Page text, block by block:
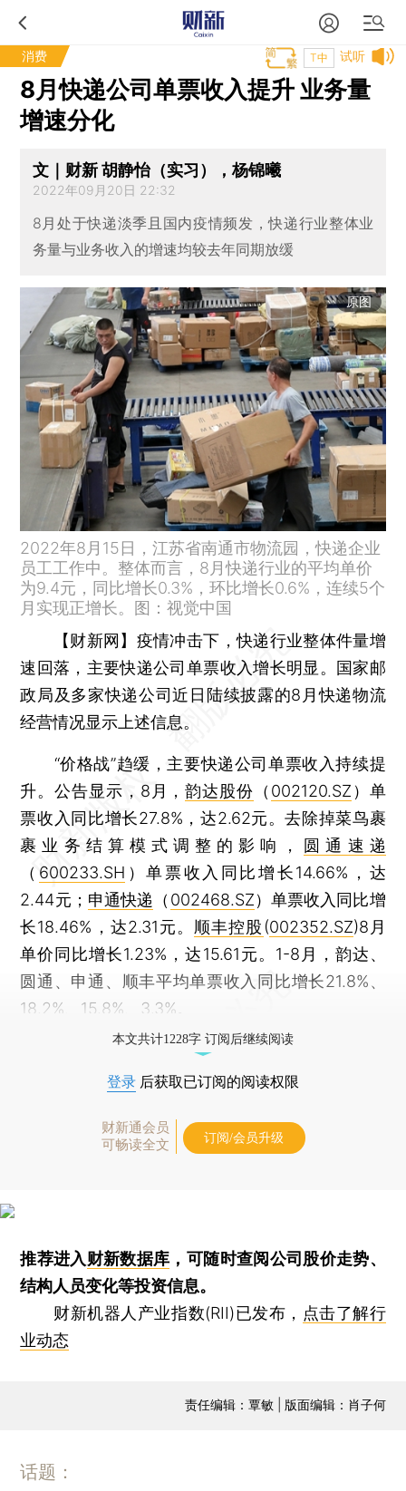
消费 试听
T中
8月快递公司单票收入提升 业务量
增速分化
文｜财新 胡静怡（实习），杨锦曦
2022年09月20日 22:32
8月处于快递淡季且国内疫情频发，快递行业整体业
务量与业务收入的增速均较去年同期放缓
原图
2022年8月15日，江苏省南通市物流园，快递企业
员工工作中。整体而言，8月快递行业的平均单价
为9.4元，同比增长0.3%，环比增长0.6%，连续5个
月实现正增长。图：视觉中国
【财新网】 疫情冲击下，快递行业整体件量增
速回落，主要快递公司单票收入增长明显。国家邮
政局及多家快递公司近日陆续披露的8月快递物流
经营情况显示上述信息。
“价格战”趋缓，主要快递公司单票收入持续提
升。公告显示，8月，韵达股份 （ 002120.SZ ）单
票收入同比增长27.8%，达2.62元。去除掉菜鸟裹
裹业务结算模式调整的影响， 圆通速递
（ 600233.SH ）单票收入同比增长14.66%，达
2.44元； 申通快递 （ 002468.SZ）单票收入同比增
长18.46%，达2.31元。 顺丰控股 (002352.SZ)8月
单价同比增长1.23%，达15.61元。1-8月，韵达、
圆通、申通、顺丰平均单票收入同比增长21.8%、
18.2%、15.8%、3.3%。
本文共计1228字 订阅后继续阅读
登录 后获取已订阅的阅读权限
财新通会员
可畅读全文
订阅/会员升级
推荐进入财新数据库 ，可随时查阅公司股价走势、
结构人员变化等投资信息。
财新机器人产业指数(RII)已发布， 点击了解行
业动态
责任编辑：覃敏 | 版面编辑：肖子何
话题：